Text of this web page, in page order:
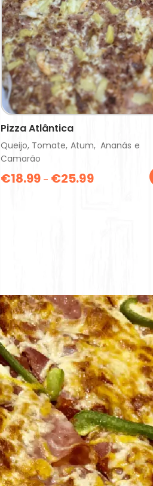
Pizza Atlântica
Queijo, Tomate, Atum, Ananás e
Camarão
€18.99 – €25.99